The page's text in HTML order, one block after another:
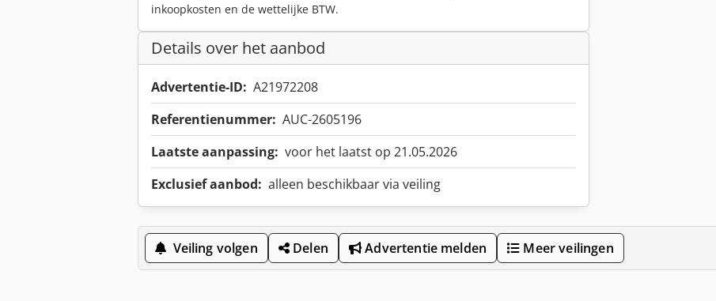
inkoopkosten en de wettelijke BTW.
Details over het aanbod
Advertentie-ID: A21972208
Referentienummer: AUC-2605196
Laatste aanpassing: voor het laatst op 21.05.2026
Exclusief aanbod: alleen beschikbaar via veiling
Veiling volgen Delen Advertentie melden Meer veilingen